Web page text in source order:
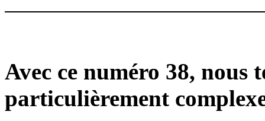
Avec ce numéro 38, nous
particulièrement